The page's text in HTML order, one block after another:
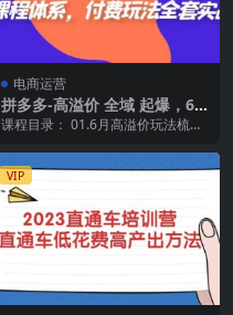
电商运营
拼多多-高溢价 全域 起爆，6
大课程体系，付费玩法全套实
课程目录： 01.6月高溢价玩法梳理.
VIP